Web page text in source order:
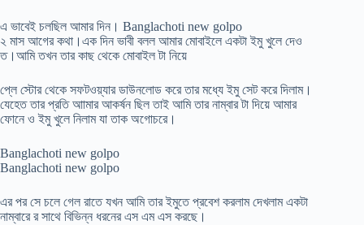
এ ভাবেই চলছিল আমার দিন। Banglachoti new golpo
২ মাস আগের কথা।এক দিন ভাবী বলল আমার মোবাইলে একটা ইমু খুলে দেও
ত।আমি তখন তার কাছ থেকে মোবাইল টা নিয়ে
প্লে স্টোর থেকে সফটওয়্যার ডাউনলোড করে তার মধ্যে ইমু সেট করে দিলাম।
যেহেত তার প্রতি আামার আকর্ষন ছিল তাই আমি তার নাম্বার টা দিয়ে আমার
ফোনে ও ইমু খুলে নিলাম যা তাক অগোচরে।
Banglachoti new golpo
Banglachoti new golpo
এর পর সে চলে গেল রাতে যখন আমি তার ইমুতে প্রবেশ করলাম দেখলাম একটা
নাম্বারে র সাথে বিভিন্ন ধরনের এস এম এস করছে।